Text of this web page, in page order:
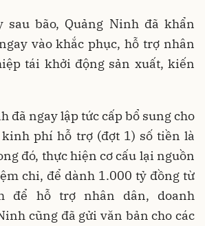
sau bão, Quảng Ninh đã khẩn
vào khắc phục, hỗ trợ nhân
tái khởi động sản xuất, kiến
đã ngay lập tức cấp bổ sung cho
phí hỗ trợ (đợt 1) số tiền là
đó, thực hiện cơ cấu lại nguồn
chi, để dành 1.000 tỷ đồng từ
để hỗ trợ nhân dân, doanh
cũng đã gửi văn bản cho các